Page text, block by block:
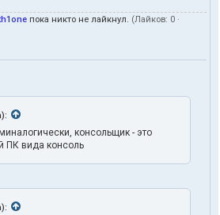
пока никто не лайкнул. (Лайков: 0 ·
консольщик - это
ПК вида консоль